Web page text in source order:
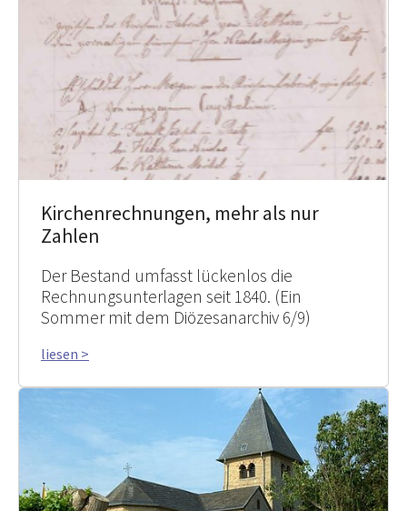
Kirchenrechnungen, mehr als nur
Zahlen
Der Bestand umfasst lückenlos die
Rechnungsunterlagen seit 1840. (Ein
Sommer mit dem Diözesanarchiv 6/9)
liesen >